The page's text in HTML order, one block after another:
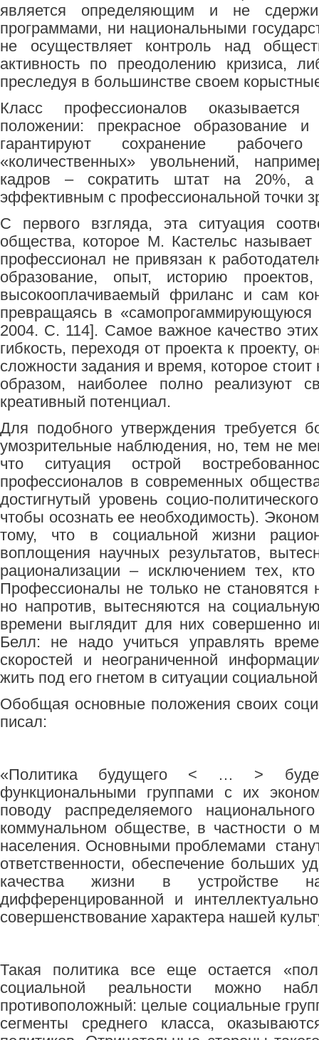
является определяющим и не
программами, ни национальными
не осуществляет контроль над
активность по преодолению кризиса,
преследуя в большинстве своем
Класс профессионалов
положении: прекрасное образование
гарантируют сохранение
«количественных» увольнений,
кадров – сократить штат на 20%,
эффективным с профессиональной точки
С первого взгляда, эта ситуация
общества, которое М. Кастельс
профессионал не привязан к
образование, опыт, историю
высокооплачиваемый фриланс и сам
превращаясь в «самопрогаммирующуюся
2004. С. 114]. Самое важное качество
гибкость, переходя от проекта к проекту,
сложности задания и время, которое стоит
образом, наиболее полно реализуют
креативный потенциал.
Для подобного утверждения требуется
умозрительные наблюдения, но, тем не
что ситуация острой
профессионалов в современных
достигнутый уровень социо-
чтобы осознать ее необходимость).
тому, что в социальной жизни
воплощения научных результатов,
рационализации – исключением тех,
Профессионалы не только не
но напротив, вытесняются на
времени выглядит для них совершенно
Белл: не надо учиться управлять
скоростей и неограниченной
жить под его гнетом в ситуации
Обобщая основные положения своих
писал:
«Политика будущего < … >
функциональными группами с их
поводу распределяемого
коммунальном обществе, в частности о
населения. Основными проблемами
ответственности, обеспечение больших
качества жизни в устройстве
дифференцированной и
совершенствование характера нашей
Такая политика все еще остается
социальной реальности можно
противоположный: целые социальные
сегменты среднего класса,